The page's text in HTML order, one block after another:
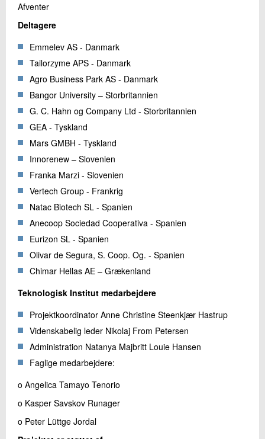
Afventer
Deltagere
Emmelev AS - Danmark
Tailorzyme APS - Danmark
Agro Business Park AS - Danmark
Bangor University – Storbritannien
G. C. Hahn og Company Ltd - Storbritannien
GEA - Tyskland
Mars GMBH - Tyskland
Innorenew – Slovenien
Franka Marzi - Slovenien
Vertech Group - Frankrig
Natac Biotech SL - Spanien
Anecoop Sociedad Cooperativa - Spanien
Eurizon SL - Spanien
Olivar de Segura, S. Coop. Og. - Spanien
Chimar Hellas AE – Grækenland
Teknologisk Institut medarbejdere
Projektkoordinator Anne Christine Steenkjær Hastrup
Videnskabelig leder Nikolaj From Petersen
Administration Natanya Majbritt Louie Hansen
Faglige medarbejdere:
o Angelica Tamayo Tenorio
o Kasper Savskov Runager
o Peter Lüttge Jordal